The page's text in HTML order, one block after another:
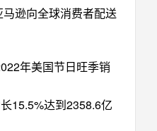
逊向全球消费者配送
年美国节日旺季销
15.5%达到2358.6亿